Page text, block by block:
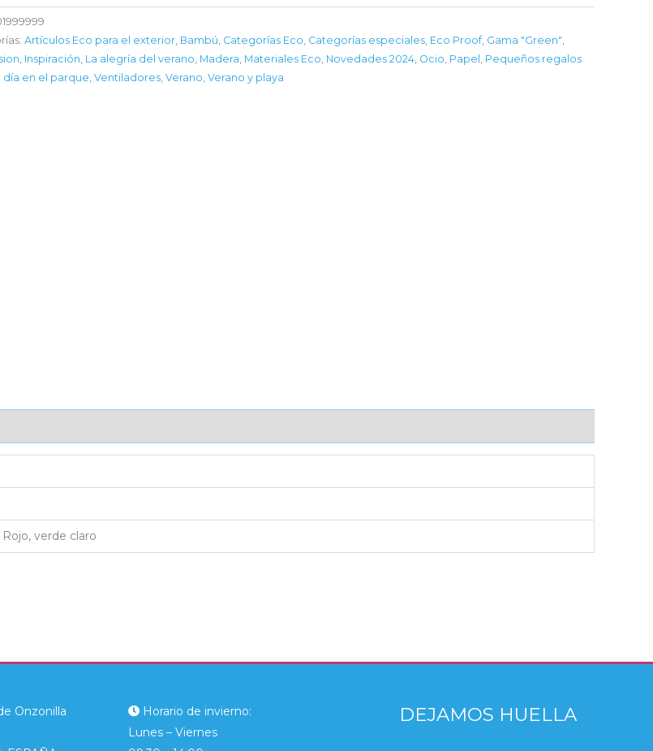
Artículos Eco para el exterior, Bambú, Categorías Eco, Categorías especiales, Eco Proof, Gama "Green",
, Inspiración, La alegría del verano, Madera, Materiales Eco, Novedades 2024, Ocio, Papel , Pequeños regalos
día en el parque, Ventiladores, Verano, Verano y playa
verde claro
Onzonilla
Horario de invierno:
Lunes – Viernes
DEJAMOS HUELLA